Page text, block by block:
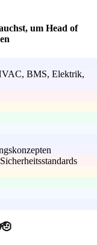
um Head of
BMS, Elektrik,